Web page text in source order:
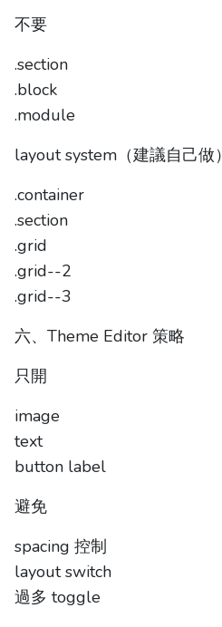
不要
.section
.block
.module
layout system（建議自己做）
.container
.section
.grid
.grid--2
.grid--3
六、Theme Editor 策略
只開
image
text
button label
避免
spacing 控制
layout switch
過多 toggle